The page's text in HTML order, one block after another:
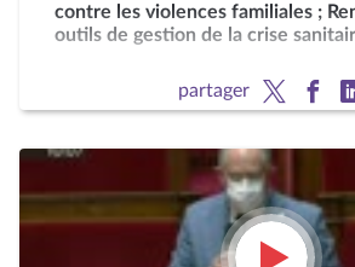
contre les violences familiales ;
outils de gestion de la crise
partager